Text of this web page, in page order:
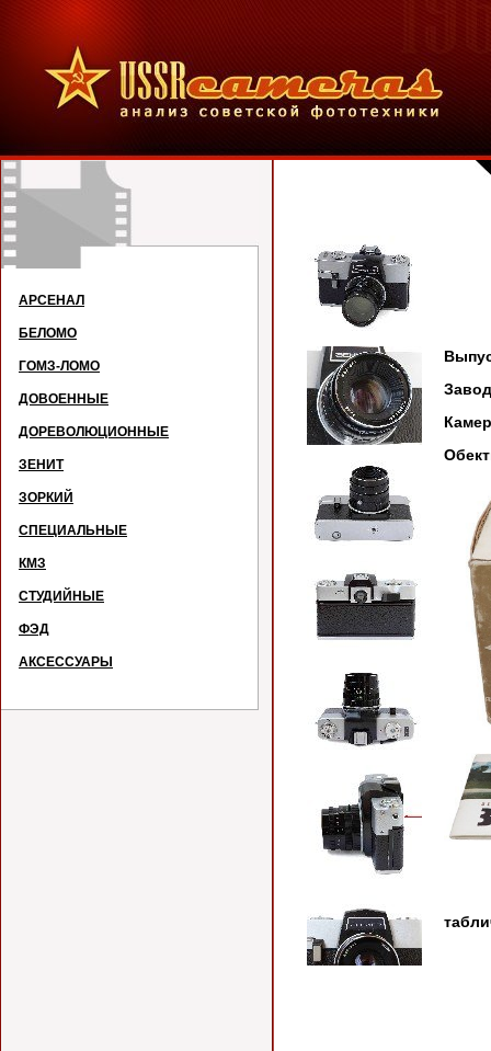
АРСЕНАЛ
БЕЛОМО
ГОМЗ-ЛОМО
ДОВОЕННЫЕ
ДОРЕВОЛЮЦИОННЫЕ
ЗЕНИТ
ЗОРКИЙ
СПЕЦИАЛЬНЫЕ
КМЗ
СТУДИЙНЫЕ
ФЭД
АКСЕССУАРЫ
Об